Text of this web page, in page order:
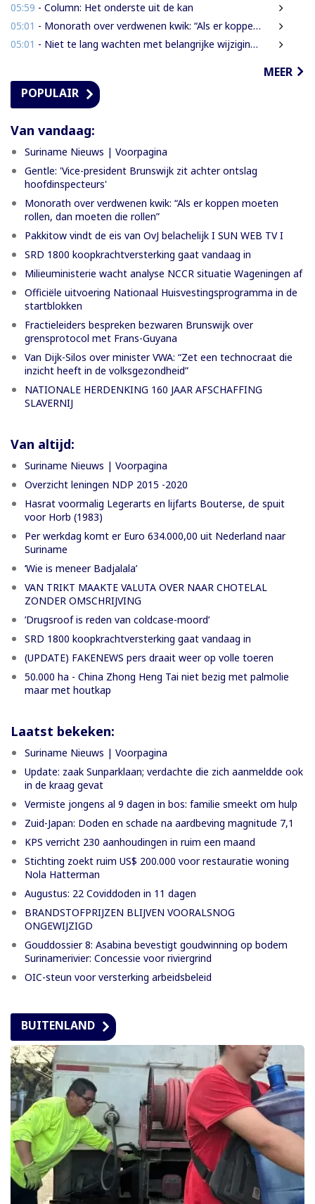
05:59 - Column: Het onderste uit de kan
05:01 - Monorath over verdwenen kwik: “Als er koppen moeten rollen, dan moeten die rollen”
05:01 - Niet te lang wachten met belangrijke wijzigingen van de Grondwet
MEER
POPULAIR
Van vandaag:
Suriname Nieuws | Voorpagina
Gentle: 'Vice-president Brunswijk zit achter ontslag
hoofdinspecteurs'
Monorath over verdwenen kwik: “Als er koppen moeten
rollen, dan moeten die rollen”
Pakkitow vindt de eis van OvJ belachelijk I SUN WEB TV I
SRD 1800 koopkrachtversterking gaat vandaag in
Milieuministerie wacht analyse NCCR situatie Wageningen af
Officiële uitvoering Nationaal Huisvestingsprogramma in de
startblokken
Fractieleiders bespreken bezwaren Brunswijk over
grensprotocol met Frans-Guyana
Van Dijk-Silos over minister VWA: “Zet een technocraat die
inzicht heeft in de volksgezondheid”
NATIONALE HERDENKING 160 JAAR AFSCHAFFING
SLAVERNIJ
Van altijd:
Suriname Nieuws | Voorpagina
Overzicht leningen NDP 2015 -2020
Hasrat voormalig Legerarts en lijfarts Bouterse, de spuit
voor Horb (1983)
Per werkdag komt er Euro 634.000,00 uit Nederland naar
Suriname
‘Wie is meneer Badjalala’
VAN TRIKT MAAKTE VALUTA OVER NAAR CHOTELAL
ZONDER OMSCHRIJVING
’Drugsroof is reden van coldcase-moord’
SRD 1800 koopkrachtversterking gaat vandaag in
(UPDATE) FAKENEWS pers draait weer op volle toeren
50.000 ha - China Zhong Heng Tai niet bezig met palmolie
maar met houtkap
Laatst bekeken:
Suriname Nieuws | Voorpagina
Update: zaak Sunparklaan; verdachte die zich aanmeldde ook
in de kraag gevat
Vermiste jongens al 9 dagen in bos: familie smeekt om hulp
Zuid-Japan: Doden en schade na aardbeving magnitude 7,1
KPS verricht 230 aanhoudingen in ruim een maand
Stichting zoekt ruim US$ 200.000 voor restauratie woning
Nola Hatterman
Augustus: 22 Coviddoden in 11 dagen
BRANDSTOFPRIJZEN BLIJVEN VOORALSNOG
ONGEWIJZIGD
Gouddossier 8: Asabina bevestigt goudwinning op bodem
Surinamerivier: Concessie voor riviergrind
OIC-steun voor versterking arbeidsbeleid
BUITENLAND